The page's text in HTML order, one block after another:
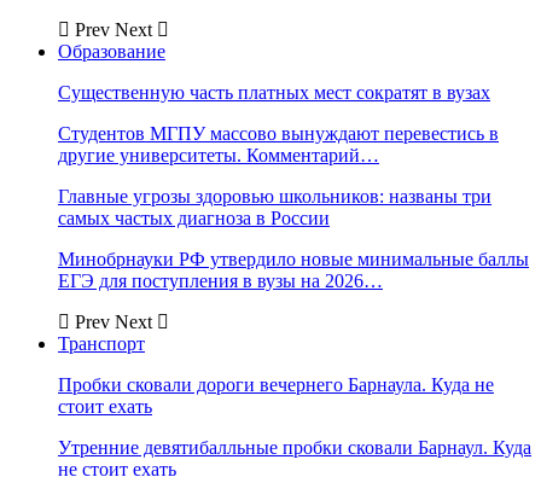
Prev Next
Образование
Существенную часть платных мест сократят в вузах
Студентов МГПУ массово вынуждают перевестись в
другие университеты. Комментарий…
Главные угрозы здоровью школьников: названы три
самых частых диагноза в России
Минобрнауки РФ утвердило новые минимальные баллы
ЕГЭ для поступления в вузы на 2026…
Prev Next
Транспорт
Пробки сковали дороги вечернего Барнаула. Куда не
стоит ехать
Утренние девятибалльные пробки сковали Барнаул. Куда
не стоит ехать